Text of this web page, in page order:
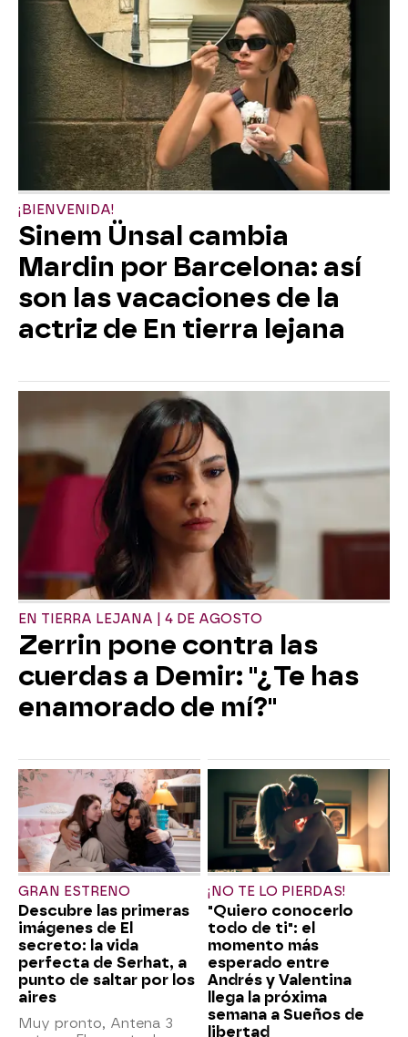
¡BIENVENIDA!
Sinem Ünsal cambia
Mardin por Barcelona: así
son las vacaciones de la
actriz de En tierra lejana
EN TIERRA LEJANA | 4 DE AGOSTO
Zerrin pone contra las
cuerdas a Demir: "¿Te has
enamorado de mí?"
GRAN ESTRENO
Descubre las primeras
imágenes de El
secreto: la vida
perfecta de Serhat, a
punto de saltar por los
aires
Muy pronto, Antena 3
¡NO TE LO PIERDAS!
"Quiero conocerlo
todo de ti": el
momento más
esperado entre
Andrés y Valentina
llega la próxima
semana a Sueños de
libertad